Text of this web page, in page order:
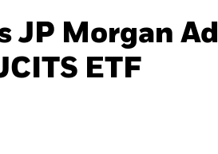
JP Morgan
ETF